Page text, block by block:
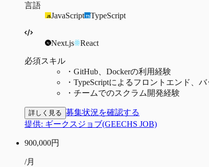
言語
JavaScript
TypeScript
Next.js React
必須スキル
・ GitHub、Dockerの利用経験
・ TypeScriptによるフロントエンド、
・ チームでのスクラム開発経験
詳しく見る 募集状況を確認する
提供: ギークスジョブ(GEECHS JOB)
900,000円
/月